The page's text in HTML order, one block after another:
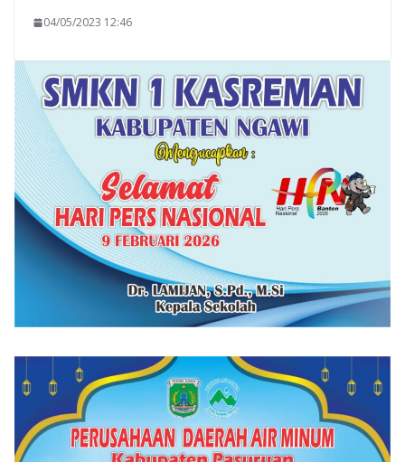
04/05/2023 12:46